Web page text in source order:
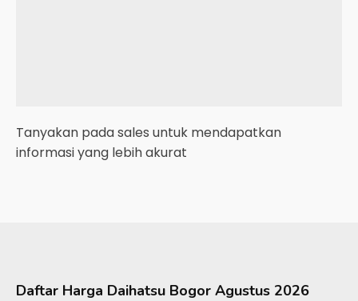
Tanyakan pada sales untuk mendapatkan
informasi yang lebih akurat
Daftar Harga Daihatsu Bogor Agustus 2026